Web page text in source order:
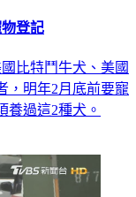
登記
比特鬥牛犬、美國
，明年2月底前要寵
養過這2種犬。